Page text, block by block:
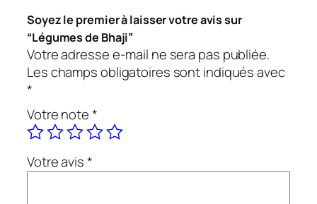
Soyez le premier à laisser votre avis sur
“Légumes de Bhaji”
Votre adresse e-mail ne sera pas publiée.
Les champs obligatoires sont indiqués avec
*
Votre note*
Votre avis*